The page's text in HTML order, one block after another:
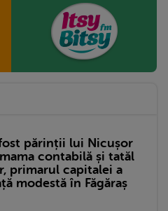
părinții lui Nicușor
contabilă și tatăl
primarul capitalei a
modestă în Făgăraș